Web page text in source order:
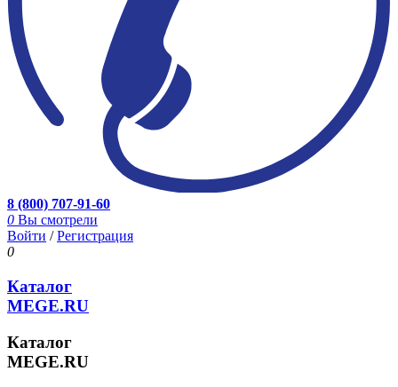
8 (800) 707-91-60
0 Вы смотрели
Войти /Регистрация
0
Каталог
MEGE.RU
Каталог
MEGE.RU